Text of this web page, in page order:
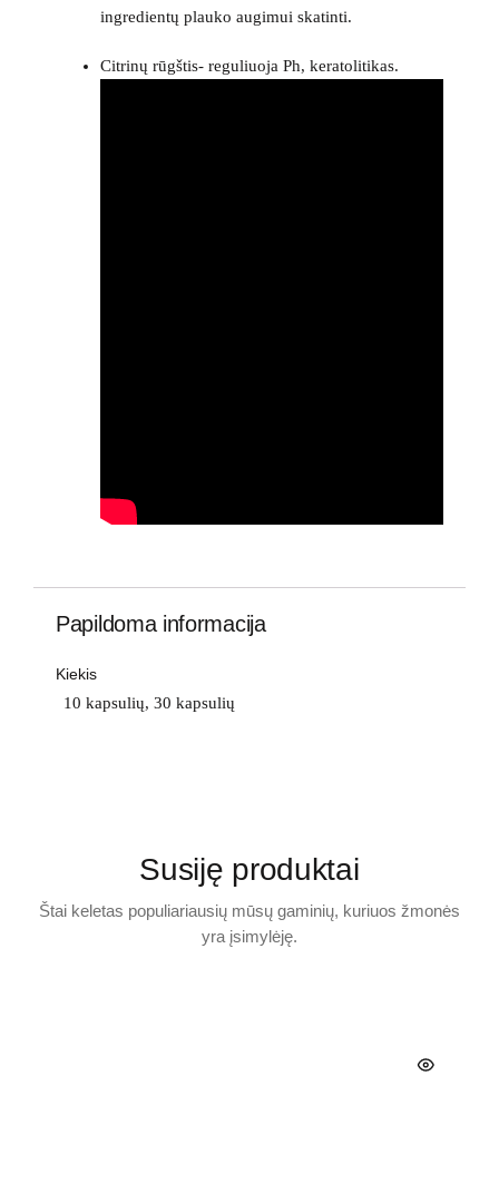
ingredientų plauko augimui skatinti.
Citrinų rūgštis- reguliuoja Ph, keratolitikas.
Papildoma informacija
Kiekis
10 kapsulių, 30 kapsulių
Susiję produktai
Štai keletas populiariausių mūsų gaminių, kuriuos žmonės
yra įsimylėję.